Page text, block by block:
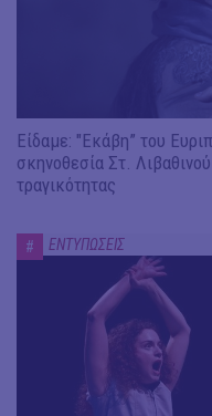
Είδαμε: "Εκάβη” του
σκηνοθεσία Στ.
τραγικότητας
# ΕΝΤΥΠΩΣΕΙΣ